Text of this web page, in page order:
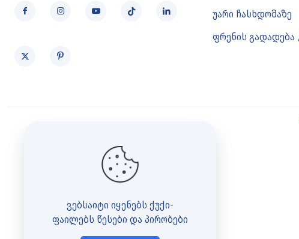
უარი ჩასხდომაზე
ფრენის გადადება
ვებსაიტი იყენებს ქუქი-
ფაილებს წესები და პირობები